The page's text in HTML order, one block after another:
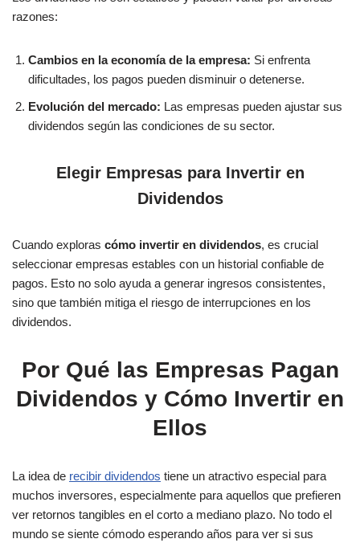
razones:
Cambios en la economía de la empresa: Si enfrenta
dificultades, los pagos pueden disminuir o detenerse.
Evolución del mercado: Las empresas pueden ajustar sus
dividendos según las condiciones de su sector.
Elegir Empresas para Invertir en
Dividendos
Cuando exploras cómo invertir en dividendos, es crucial
seleccionar empresas estables con un historial confiable de
pagos. Esto no solo ayuda a generar ingresos consistentes,
sino que también mitiga el riesgo de interrupciones en los
dividendos.
Por Qué las Empresas Pagan
Dividendos y Cómo Invertir en
Ellos
La idea de recibir dividendos tiene un atractivo especial para
muchos inversores, especialmente para aquellos que prefieren
ver retornos tangibles en el corto a mediano plazo. No todo el
mundo se siente cómodo esperando años para ver si sus